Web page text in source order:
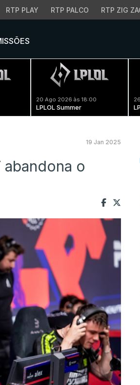
RTP PLAY RTP PALCO RTP ZIG
20 Ago 2026 às 18:00
LPLOL Summer
19 Jan 2025
o